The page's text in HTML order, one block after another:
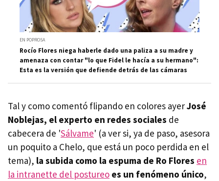
EN POPROSA
Rocío Flores niega haberle dado una paliza a su madre y
amenaza con contar "lo que Fidel le hacía a su hermano":
Esta es la versión que defiende detrás de las cámaras
Tal y como comentó flipando en colores ayerJosé
Noblejas, el experto en redes sociales de
cabecera de 'Sálvame' (a ver si, ya de paso, asesora
un poquito a Chelo, que está un poco perdida en el
tema), la subida como la espuma de Ro Flores en
la intranette del postureo es un fenómeno único,